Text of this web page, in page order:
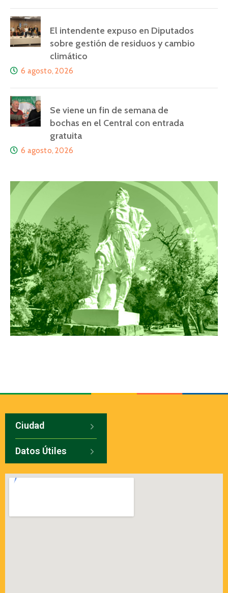
El intendente expuso en Diputados
sobre gestión de residuos y cambio
climático
6 agosto, 2026
Se viene un fin de semana de
bochas en el Central con entrada
gratuita
6 agosto, 2026
Ciudad
Datos Útiles